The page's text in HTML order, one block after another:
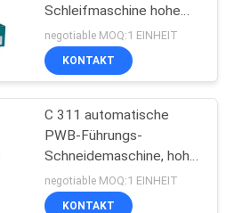
11
Schleifmaschine hohe
Präzision PWBs
Depaneling
negotiable MOQ:1 EINHEIT
KONTAKT
C 311 automatische
PWB-Führungs-
Schneidemaschine, hohe
Präzision PWB-
Führungs-Schneider
negotiable MOQ:1 EINHEIT
KONTAKT